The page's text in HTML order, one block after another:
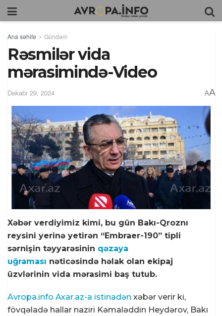
Ana səhifə Gündəm
Rəsmilər vida
mərasimində-Video
Dekabr 29, 2024 AA
Xəbər verdiyimiz kimi, bu gün Bakı-Qroznı
reysini yerinə yetirən “Embraer-190” tipli
sərnişin təyyarəsinin qəzaya
uğraması nəticəsində həlak olan ekipaj
üzvlərinin vida mərasimi baş tutub.
Avropa.info Axar.az-a istinadən xəbər verir ki,
fövqəladə hallar naziri Kəmaləddin Heydərov, Bakı